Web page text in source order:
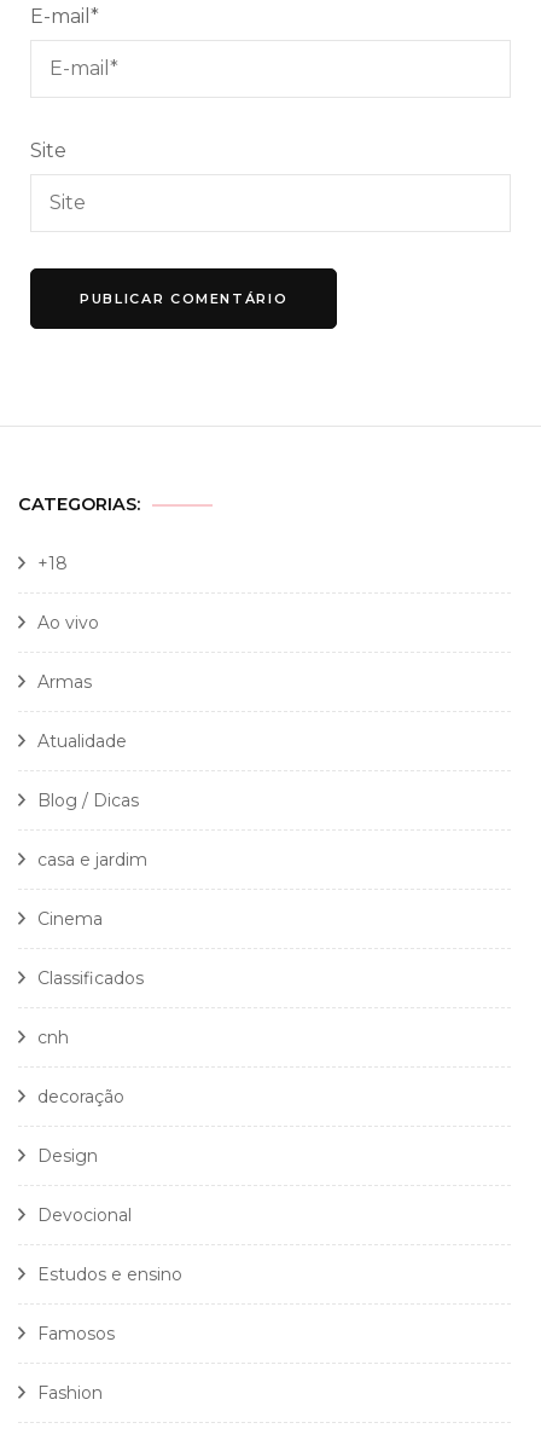
E-mail *
Site
CATEGORIAS:
+18
Ao vivo
Armas
Atualidade
Blog / Dicas
casa e jardim
Cinema
Classificados
cnh
decoração
Design
Devocional
Estudos e ensino
Famosos
Fashion